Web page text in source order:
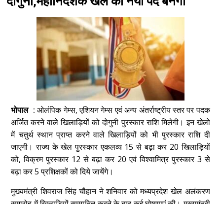
भोपाल : ओलंपिक गेम्स, एशियन गेम्स एवं अन्य अंतर्राष्ट्रीय स्तर पर पदक
अर्जित करने वाले खिलाड़ियों को दोगुनी पुरस्कार राशि मिलेगी। इन खेलो
में चतुर्थ स्थान प्राप्त करने वाले खिलाड़ियों को भी पुरस्कार राशि दी
जाएगी। राज्य के खेल पुरस्कार एकलव्य 15 से बढ़ा कर 20 खिलाड़ियों
को, विक्रम पुरस्कार 12 से बढ़ा कर 20 एवं विश्वामित्र पुरस्कार 3 से
बढ़ा कर 5 प्रशिक्षकों को दिये जायेंगे।
मुख्यमंत्री शिवराज सिंह चौहान ने शनिवार को मध्यप्रदेश खेल अलंकरण